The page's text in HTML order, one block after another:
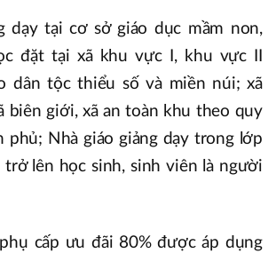
dạy tại cơ sở giáo dục mầm non,
đặt tại xã khu vực I, khu vực II
dân tộc thiểu số và miền núi; xã
biên giới, xã an toàn khu theo quy
phủ; Nhà giáo giảng dạy trong lớp
trở lên học sinh, sinh viên là người
phụ cấp ưu đãi 80% được áp dụng